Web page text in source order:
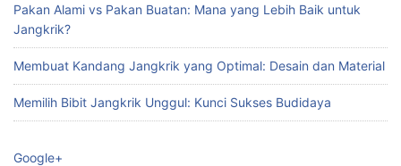
Pakan Alami vs Pakan Buatan: Mana yang Lebih Baik untuk
Jangkrik?
Membuat Kandang Jangkrik yang Optimal: Desain dan Material
Memilih Bibit Jangkrik Unggul: Kunci Sukses Budidaya
Google+